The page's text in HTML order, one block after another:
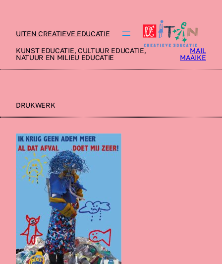
UITEN CREATIEVE EDUCATIE
KUNST EDUCATIE, CULTUUR EDUCATIE,
NATUUR EN MILIEU EDUCATIE
MAIL
MAAIKE
DRUKWERK